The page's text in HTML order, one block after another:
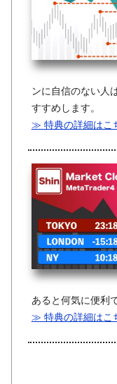
ンに自信のない人
すすめします。
≫ 特典の詳細はこ
あると何気に便利
≫ 特典の詳細はこ